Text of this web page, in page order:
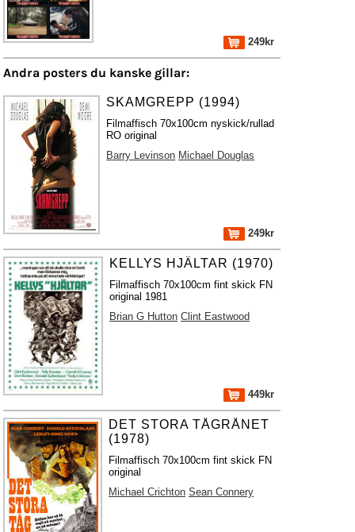
249kr
Andra posters du kanske gillar:
SKAMGREPP (1994)
Filmaffisch 70x100cm nyskick/rullad
RO original
Barry Levinson Michael Douglas
249kr
KELLYS HJÄLTAR (1970)
Filmaffisch 70x100cm fint skick FN
original 1981
Brian G Hutton Clint Eastwood
449kr
DET STORA TÅGRÅNET
(1978)
Filmaffisch 70x100cm fint skick FN
original
Michael Crichton Sean Connery